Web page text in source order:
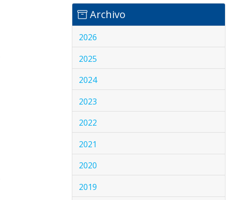
Archivo
2026
2025
2024
2023
2022
2021
2020
2019